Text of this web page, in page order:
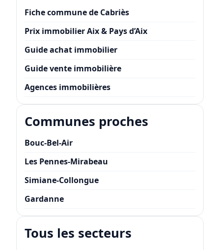
Fiche commune de Cabriès
Prix immobilier Aix & Pays d’Aix
Guide achat immobilier
Guide vente immobilière
Agences immobilières
Communes proches
Bouc-Bel-Air
Les Pennes-Mirabeau
Simiane-Collongue
Gardanne
Tous les secteurs